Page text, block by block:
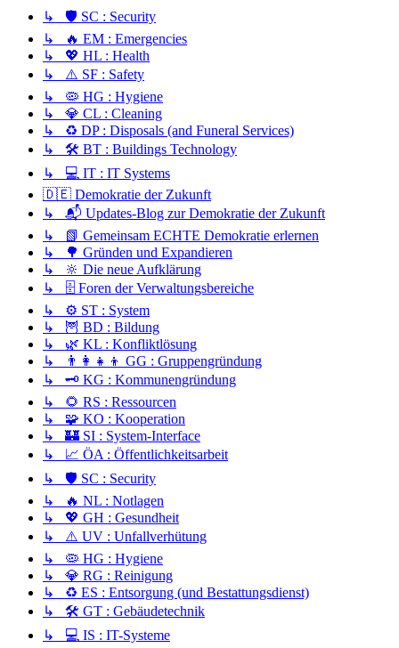
↳ 🛡️ SC : Security
↳ 🔥 EM : Emergencies
↳ 💖 HL : Health
↳ ⚠️ SF : Safety
↳ 🦠 HG : Hygiene
↳ 💎 CL : Cleaning
↳ ♻️ DP : Disposals (and Funeral Services)
↳ 🛠️ BT : Buildings Technology
↳ 💻 IT : IT Systems
🇩🇪 Demokratie der Zukunft
↳ 📬 Updates-Blog zur Demokratie der Zukunft
↳ 📗 Gemeinsam ECHTE Demokratie erlernen
↳ 🌳 Gründen und Expandieren
↳ 🔆 Die neue Aufklärung
↳ 🗄️ Foren der Verwaltungsbereiche
↳ ⚙️ ST : System
↳ 🦉 BD : Bildung
↳ 🌿 KL : Konfliktlösung
↳ 👨‍👩‍👧‍👦 GG : Gruppengründung
↳ 🗝️ KG : Kommunengründung
↳ 🌻 RS : Ressourcen
↳ 🧩 KO : Kooperation
↳ 🏰 SI : System-Interface
↳ 📈 ÖA : Öffentlichkeitsarbeit
↳ 🛡️ SC : Security
↳ 🔥 NL : Notlagen
↳ 💖 GH : Gesundheit
↳ ⚠️ UV : Unfallverhütung
↳ 🦠 HG : Hygiene
↳ 💎 RG : Reinigung
↳ ♻️ ES : Entsorgung (und Bestattungsdienst)
↳ 🛠️ GT : Gebäudetechnik
↳ 💻 IS : IT-Systeme